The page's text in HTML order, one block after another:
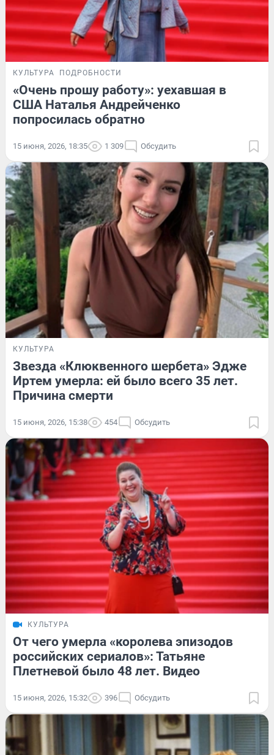
КУЛЬТУРА ПОДРОБНОСТИ
«Очень прошу работу»: уехавшая в
США Наталья Андрейченко
попросилась обратно
15 июня, 2026, 18:35 1 309 Обсудить
КУЛЬТУРА
Звезда «Клюквенного шербета» Эдже
Иртем умерла: ей было всего 35 лет.
Причина смерти
15 июня, 2026, 15:38 454 Обсудить
КУЛЬТУРА
От чего умерла «королева эпизодов
российских сериалов»: Татьяне
Плетневой было 48 лет. Видео
15 июня, 2026, 15:32 396 Обсудить